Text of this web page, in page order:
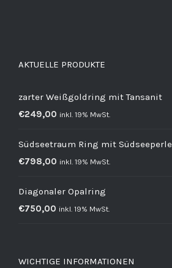
AKTUELLE PRODUKTE
zarter Weißgoldring mit Tansanit
€249,00 inkl. 19% MwSt.
Südseetraum Ring mit Südseeperle
€798,00 inkl. 19% MwSt.
Diagonaler Opalring
€750,00 inkl. 19% MwSt.
WICHTIGE INFORMATIONEN